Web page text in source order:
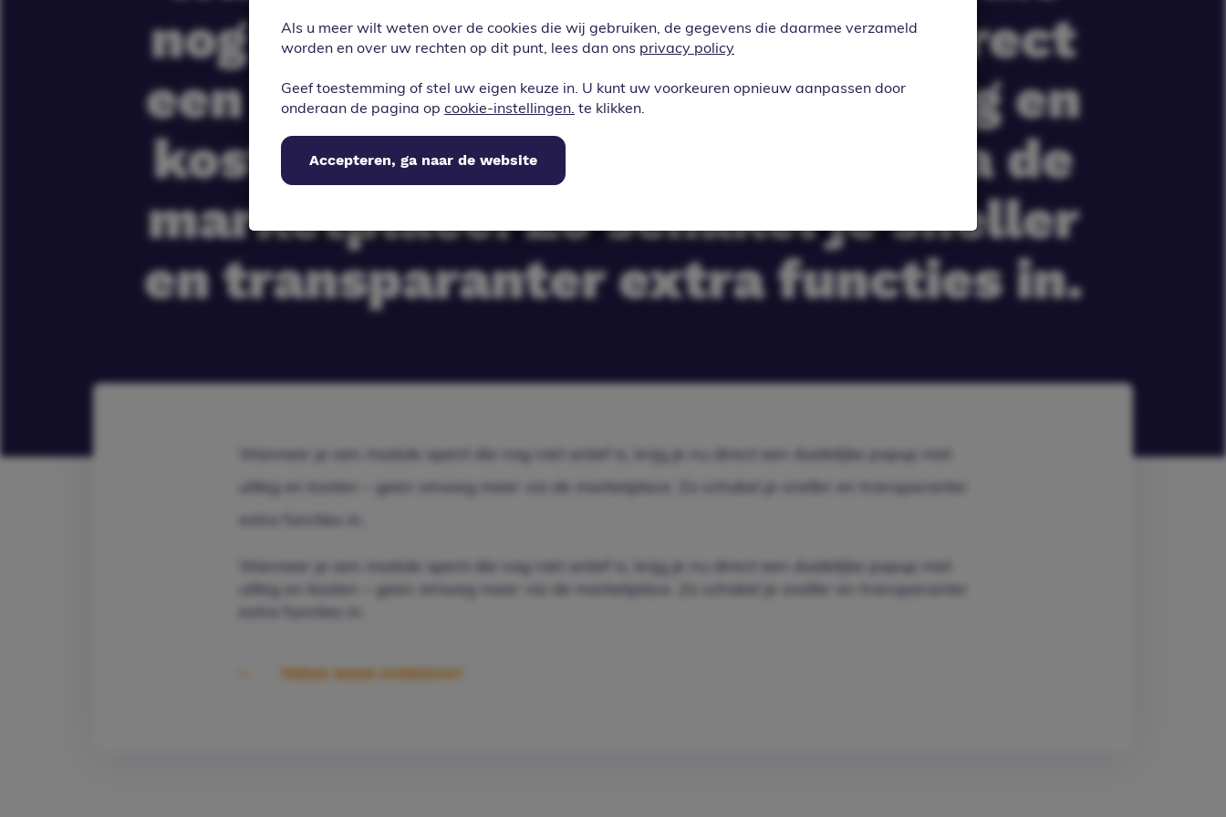
nog niet actief is, krijg je nu direct
een duidelijke popup met uitleg en
kosten – geen omweg meer via de
marketplace. Zo schakel je sneller
en transparanter extra functies in.
Wanneer je een module opent die nog niet actief is, krijg je nu direct een duidelijke popup met
uitleg en kosten – geen omweg meer via de marketplace. Zo schakel je sneller en transparanter
extra functies in.
Wanneer je een module opent die nog niet actief is, krijg je nu direct een duidelijke popup met
uitleg en kosten – geen omweg meer via de marketplace. Zo schakel je sneller en transparanter
extra functies in.
TERUG NAAR OVERZICHT
Als u meer wilt weten over de cookies die wij gebruiken, de gegevens die daarmee verzameld
worden en over uw rechten op dit punt, lees dan ons privacy policy
Geef toestemming of stel uw eigen keuze in. U kunt uw voorkeuren opnieuw aanpassen door
onderaan de pagina op cookie-instellingen. te klikken.
Accepteren, ga naar de website